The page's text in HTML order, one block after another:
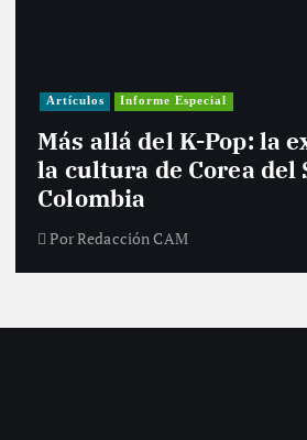
Artículos Informe Especial
Más allá del K-Pop: la
la cultura de Corea del
Colombia
PorRedacción CAM